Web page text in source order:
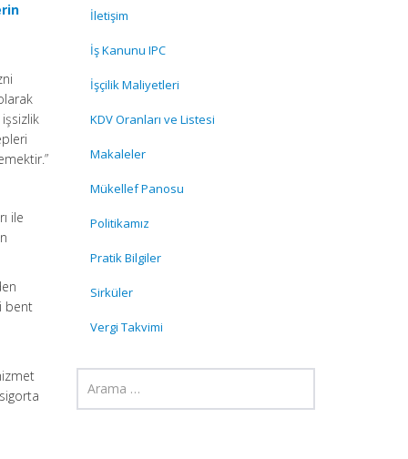
ile
bent
İletişim
İş Kanunu IPC
İşçilik Maliyetleri
KDV Oranları ve Listesi
Makaleler
Mükellef Panosu
Politikamız
Pratik Bilgiler
Sirküler
Vergi Takvimi